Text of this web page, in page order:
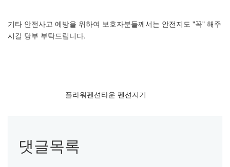
기타 안전사고 예방을 위하여 보호자분들께서는 안전지도 "꼭" 해주
시길 당부 부탁드립니다.
플라워펜션타운 펜션지기
댓글목록